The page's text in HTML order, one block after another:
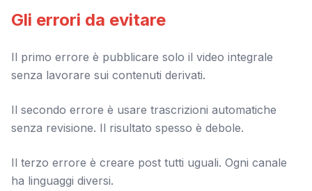
Gli errori da evitare
Il primo errore è pubblicare solo il video integrale
senza lavorare sui contenuti derivati.
Il secondo errore è usare trascrizioni automatiche
senza revisione. Il risultato spesso è debole.
Il terzo errore è creare post tutti uguali. Ogni canale
ha linguaggi diversi.